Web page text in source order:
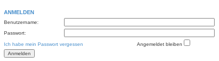
ANMELDEN
Benutzername:
Passwort:
Ich habe mein Passwort vergessen Angemeldet bleiben